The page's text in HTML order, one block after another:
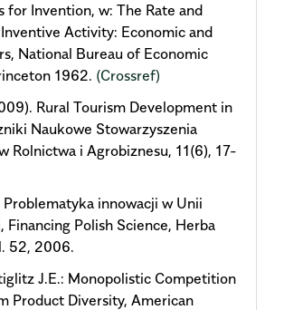
for Invention, w: The Rate and
Activity: Economic and
National Bureau of Economic
1962. (Crossref)
Rural Tourism Development in
Naukowe Stowarzyszenia
Rolnictwa i Agrobiznesu, 11(6), 17-
Problematyka innowacji w Unii
Financing Polish Science, Herba
52, 2006.
J.E.: Monopolistic Competition
Product Diversity, American